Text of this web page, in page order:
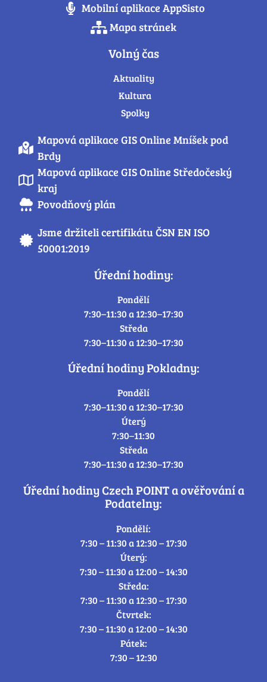
Mobilní aplikace AppSisto
Mapa stránek
Volný čas
Aktuality
Kultura
Spolky
Mapová aplikace GIS Online Mníšek pod
Brdy
Mapová aplikace GIS Online Středočeský
kraj
Povodňový plán
Jsme držiteli certifikátu ČSN EN ISO
50001:2019
Úřední hodiny:
Pondělí
7:30–11:30 a 12:30–17:30
Středa
7:30–11:30 a 12:30–17:30
Úřední hodiny Pokladny:
Pondělí
7:30–11:30 a 12:30–17:30
Úterý
7:30–11:30
Středa
7:30–11:30 a 12:30–17:30
Úřední hodiny Czech POINT a ověřování a
Podatelny:
Pondělí:
7:30 – 11:30 a 12:30 – 17:30
Úterý:
7:30 – 11:30 a 12:00 – 14:30
Středa:
7:30 – 11:30 a 12:30 – 17:30
Čtvrtek:
7:30 – 11:30 a 12:00 – 14:30
Pátek:
7:30 – 12:30